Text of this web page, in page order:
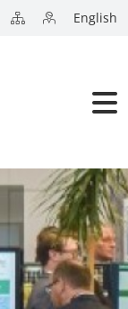
English
SENSOR
SENSOR
Besucher
Presse